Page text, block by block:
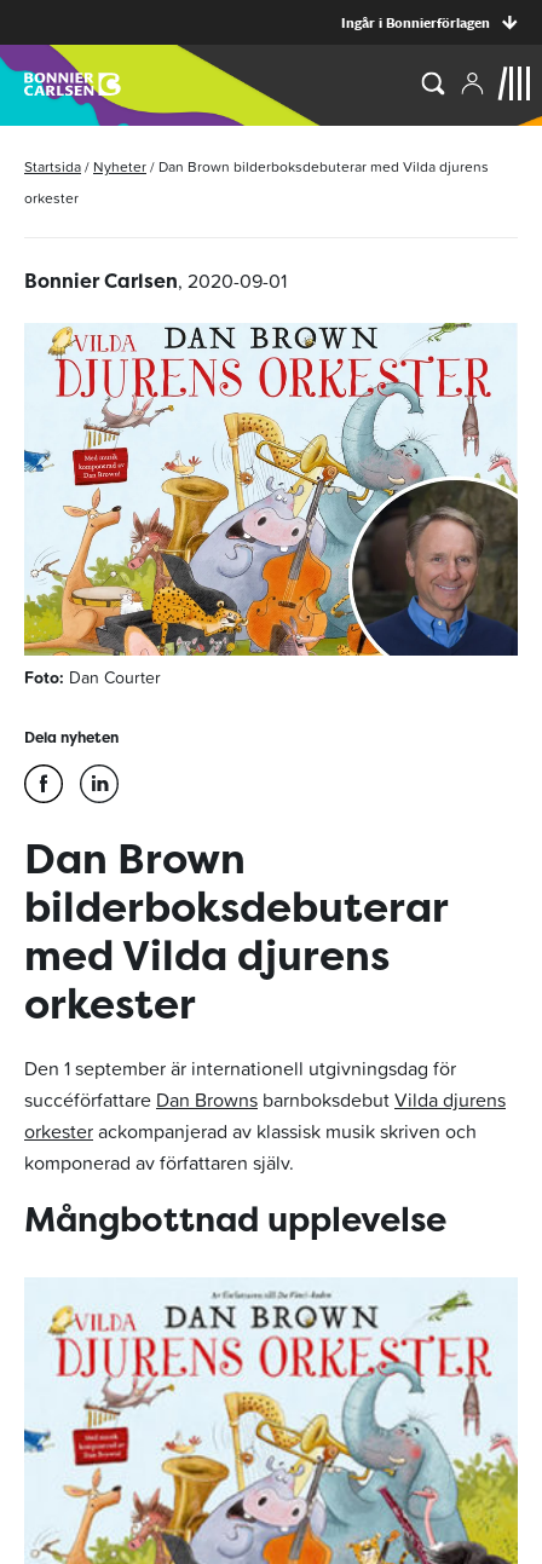
Ingår i Bonnierförlagen
Startsida/ Nyheter/ Dan Brown bilderboksdebuterar med Vilda djurens
orkester
Bonnier Carlsen, 2020-09-01
Foto: Dan Courter
Dela nyheten
Dan Brown
bilderboksdebuterar
med Vilda djurens
orkester
Den 1 september är internationell utgivningsdag för
succéförfattare Dan Browns barnboksdebutVilda djurens
orkesterackompanjerad av klassisk musik skriven och
komponerad av författaren själv.
Mångbottnad upplevelse